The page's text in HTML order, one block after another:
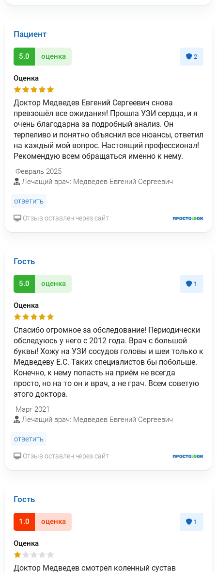
Пациент
5.0 оценка 2
Оценка
Доктор Медведев Евгений Сергеевич снова
превзошёл все ожидания! Прошла УЗИ сердца, и я
очень благодарна за подробный анализ. Он
терпеливо и понятно объяснил все нюансы, ответил
на каждый мой вопрос. Настоящий профессионал!
Рекомендую всем обращаться именно к нему.
Февраль 2025
Лечащий врач: Медведев Евгений Сергеевич
ответить
Отзыв оставлен через сайт
Гость
5.0 оценка 1
Оценка
Спасибо огромное за обследование! Периодически
обследуюсь у него с 2012 года. Врач с большой
буквы! Хожу на УЗИ сосудов головы и шеи только к
Медведеву Е.С. Таких специалистов бы побольше.
Конечно, к нему попасть на приём не всегда
просто, но на то он и врач, а не грач. Всем советую
этого доктора.
Март 2021
Лечащий врач: Медведев Евгений Сергеевич
ответить
Отзыв оставлен через сайт
Гость
1.0 оценка 1
Оценка
Доктор Медведев смотрел коленный сустав